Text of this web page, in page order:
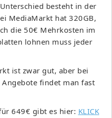
besteht in der
MediaMarkt hat 320GB,
die 50€ Mehrkosten im
lohnen muss jeder
ist zwar gut, aber bei
findet man fast
649€ gibt es hier: KLICK